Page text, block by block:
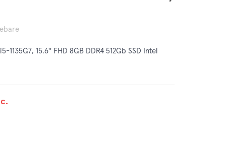
15.6'' FHD 8GB DDR4 512Gb SSD Intel